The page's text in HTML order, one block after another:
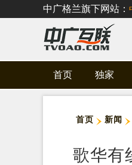
中广格兰旗下网站：
首页 独家
首页 新闻
歌华有